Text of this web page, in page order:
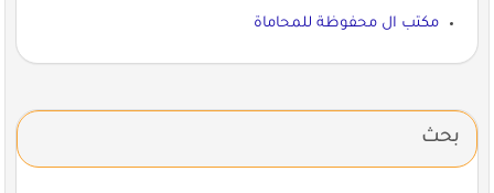
مكتب ال محفوظة للمحاماة
بحث